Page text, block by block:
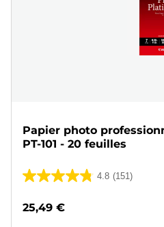
Papier photo
PT-101 - 20 feuilles
4.8 (151)
4.8
5
25,49 €